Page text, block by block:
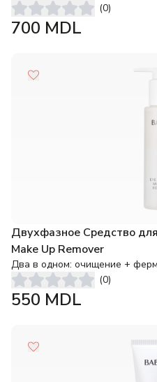
(0)
700 MDL
Двухфазное Средство
Make Up Remover
Два в одном: очищение +
(0)
550 MDL